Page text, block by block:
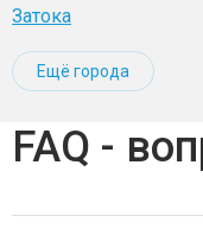
Затока
Ещё города
FAQ -